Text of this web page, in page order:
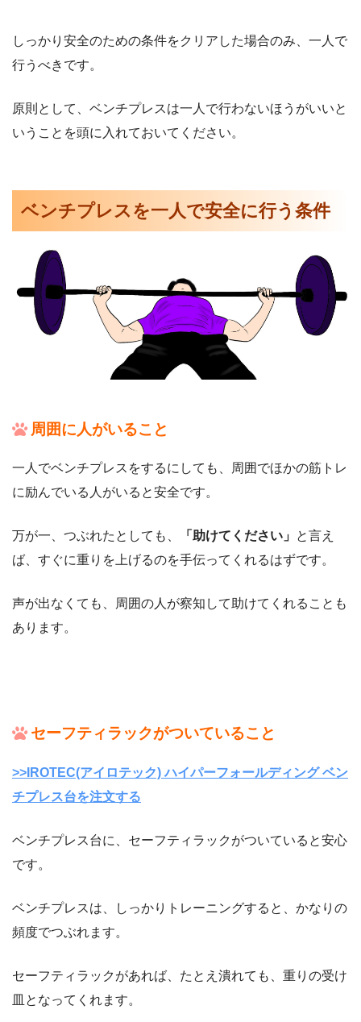
しっかり安全のための条件をクリアした場合のみ、一人で
行うべきです。
原則として、ベンチプレスは一人で行わないほうがいいと
いうことを頭に入れておいてください。
ベンチプレスを一人で安全に行う条件
周囲に人がいること
一人でベンチプレスをするにしても、周囲でほかの筋トレ
に励んでいる人がいると安全です。
万が一、つぶれたとしても、 「助けてください」 と言え
ば、すぐに重りを上げるのを手伝ってくれるはずです。
声が出なくても、周囲の人が察知して助けてくれることも
あります。
セーフティラックがついていること
>>IROTEC(アイロテック) ハイパーフォールディング ベン
チプレス台を注文する
ベンチプレス台に、セーフティラックがついていると安心
です。
ベンチプレスは、しっかりトレーニングすると、かなりの
頻度でつぶれます。
セーフティラックがあれば、たとえ潰れても、重りの受け
皿となってくれます。